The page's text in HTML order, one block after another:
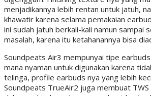
menjadikannya lebih rentan untuk jatuh,
khawatir karena selama pemakaian
ini sudah jatuh berkali-kali namun sampai
masalah, karena itu ketahanannya bisa
Soundpeats Air3 mempunyai tipe
mana nyaman untuk digunakan karena
telinga, profile earbuds nya yang lebih
Soundpeats TrueAir2 juga membuat TWS